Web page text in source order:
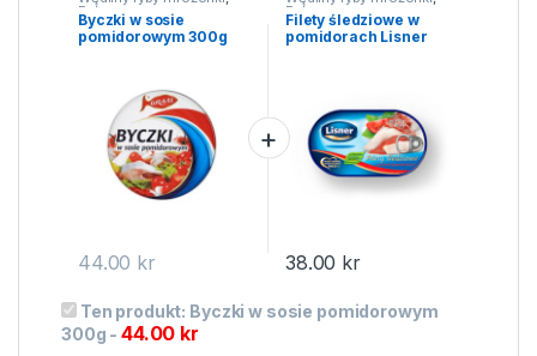
Ryby
Byczki w sosie
pomidorowym 300g
44.00 kr
Ryby
Filety śledziowe w
pomidorach Lisner
38.00 kr
Ten produkt: Byczki w sosie pomidorowym
300g -44.00 kr